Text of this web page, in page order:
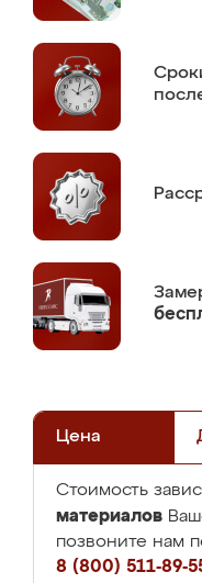
Цена
Стоимость
материалов
позвоните нам
8 (800) 511-89-